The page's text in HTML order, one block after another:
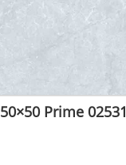
Prime 02531